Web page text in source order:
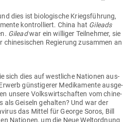
dies ist bio­lo­gische Kriegs­führung,
kon­trol­liert. China hat Gileads
Gileadwar ein wil­liger Teil­nehmer, sie
chi­ne­si­schen Regierung zusammen an
sich dies auf west­liche Nationen aus­
güns­ti­gerer Medi­ka­mente aus­ge­
unsere Volks­wirt­schaften vom chi­ne­
als Geiseln gehalten? Und war der
das Mittel für George Soros, Bill
Nationen, um die Neue Welt­ordnung